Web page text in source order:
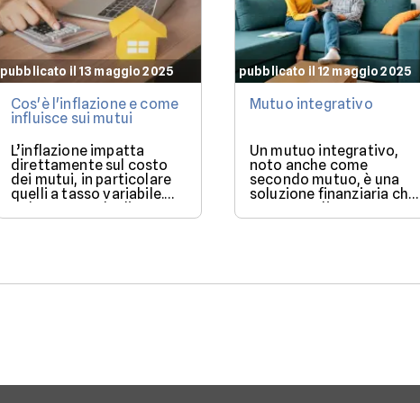
pubblicato il 13 maggio 2025
Cos'è l'inflazione e come
influisce sui mutui
L’inflazione impatta
direttamente sul costo
dei mutui, in particolare
quelli a tasso variabile.
Nel 2025, con la discesa
dei tassi BCE, il mercato
una casa.
pubblicato il 12 maggio 2025
Mutuo integrativo
Un mutuo integrativo,
noto anche come
secondo mutuo, è una
soluzione finanziaria che
consente di ottenere
ulteriore liquidità